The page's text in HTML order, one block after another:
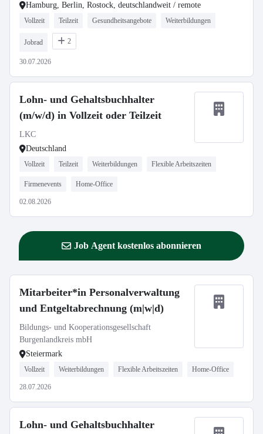
Hamburg, Berlin, Rostock, deutschlandweit / remote
Vollzeit Teilzeit Gesundheitsangebote Weiterbildungen
Jobrad 2
30.07.2026
Lohn- und Gehaltsbuchhalter
(m/w/d) in Vollzeit oder Teilzeit
LKC
Deutschland
Vollzeit Teilzeit Weiterbildungen Flexible Arbeitszeiten
Firmenevents Home-Office
02.08.2026
Job Agent kostenlos abonnieren
Mitarbeiter*in Personalverwaltung
und Entgeltabrechnung (m|w|d)
Bildungs- und Kooperationsgesellschaft
Burgenlandkreis mbH
Steiermark
Vollzeit Weiterbildungen Flexible Arbeitszeiten Home-Office
28.07.2026
Lohn- und Gehaltsbuchhalter